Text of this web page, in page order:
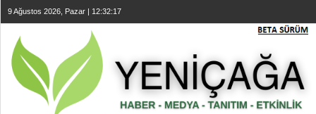
9 Ağustos 2026, Pazar | 12:32:17